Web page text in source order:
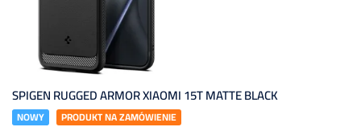
SPIGEN RUGGED ARMOR XIAOMI 15T MATTE BLACK
NOWY PRODUKT NA ZAMÓWIENIE